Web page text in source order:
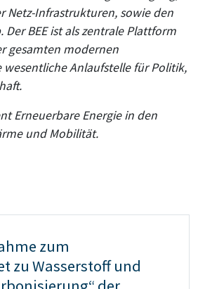
Netz-Infrastrukturen, sowie den
Der BEE ist als zentrale Plattform
gesamten modernen
wesentliche Anlaufstelle für Politik,
Erneuerbare Energie in den
und Mobilität.
zum
zu Wasserstoff und